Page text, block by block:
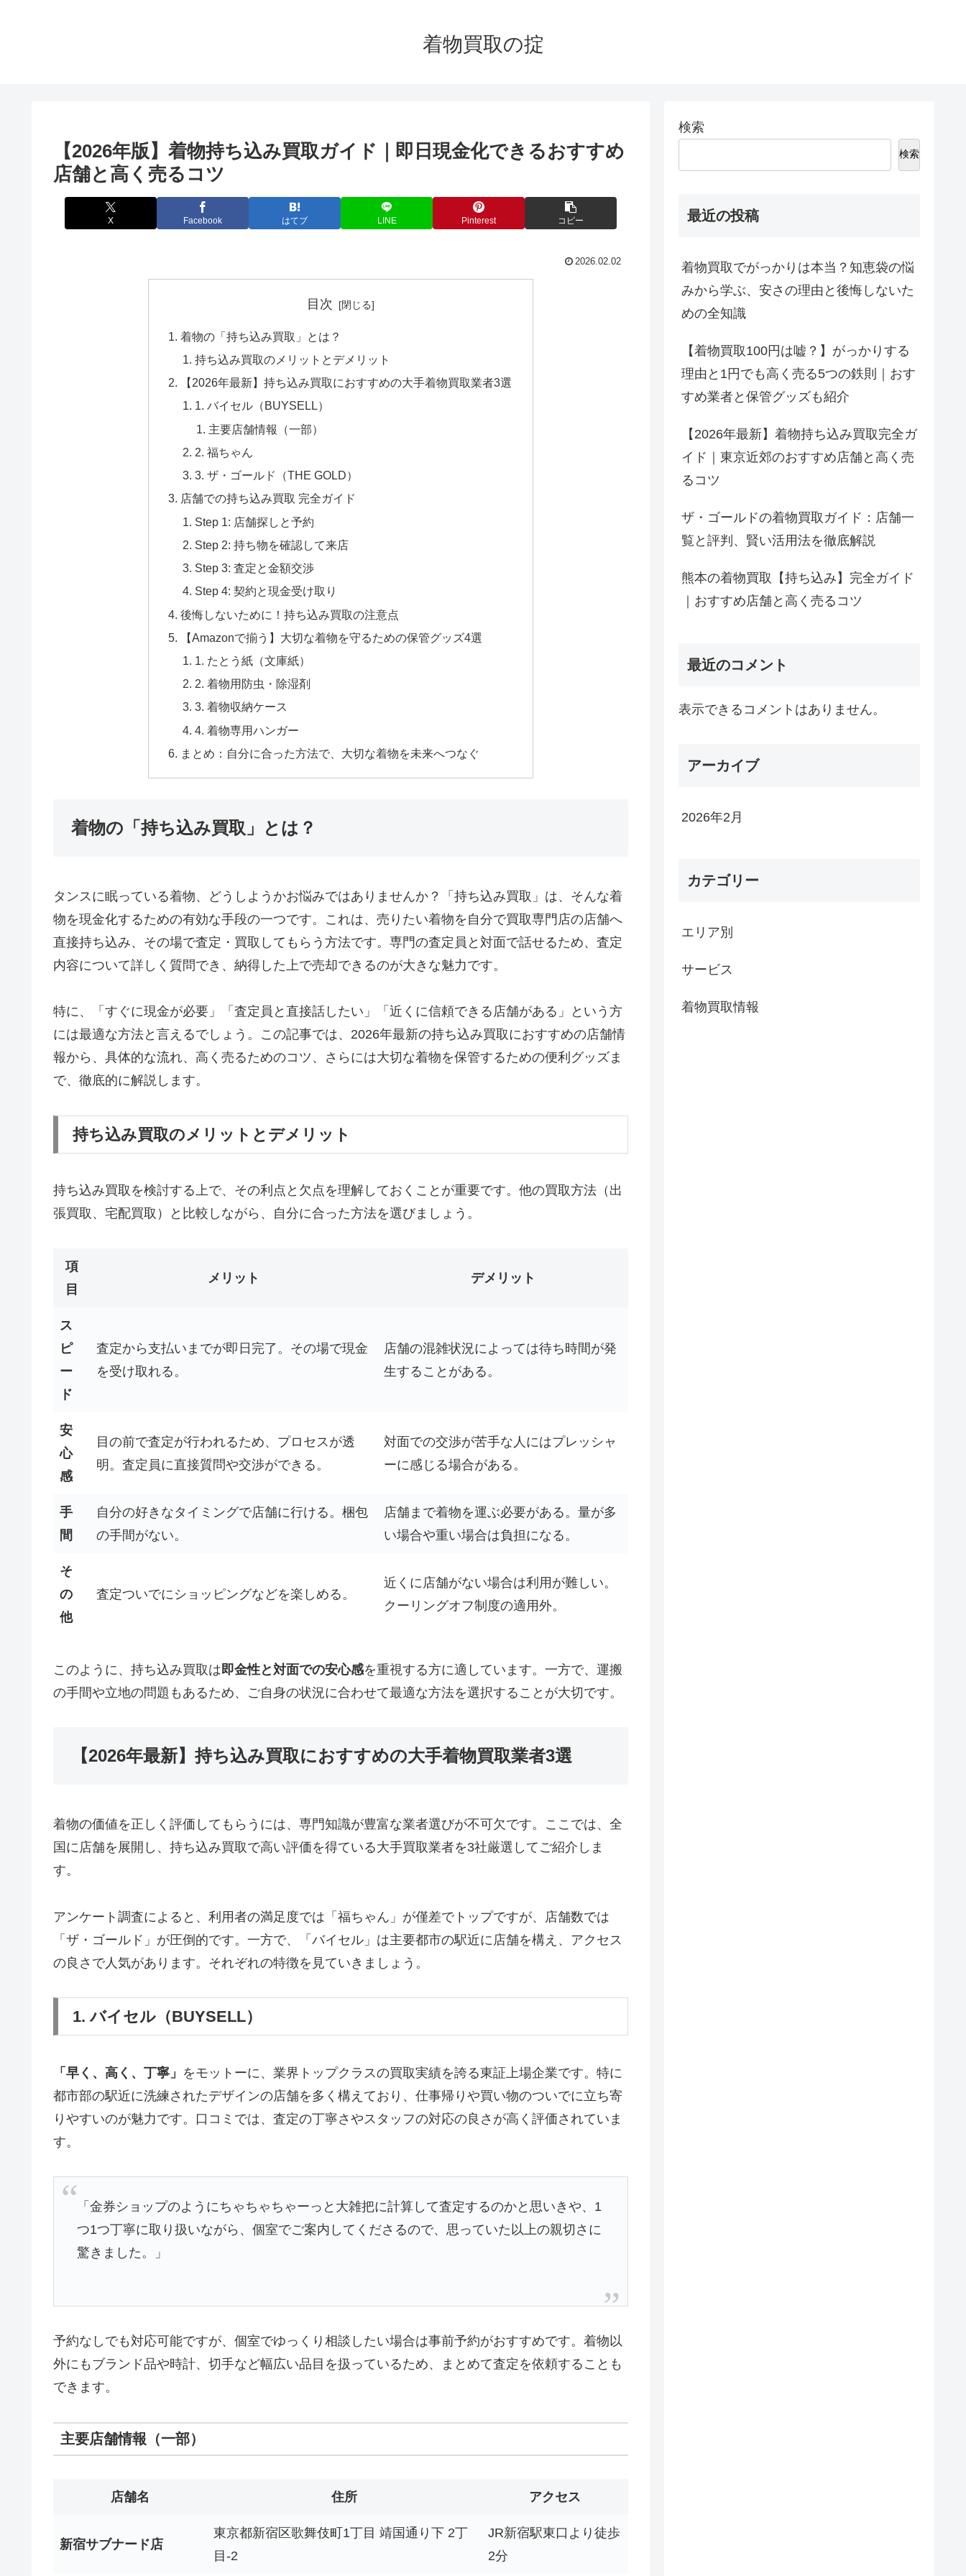
着物買取の掟
【2026年版】着物持ち込み買取ガイド｜即日現金化できるおすすめ
店舗と高く売るコツ
X Facebook はてブ LINE Pinterest コピー
2026.02.02
目次
着物の「持ち込み買取」とは？
持ち込み買取のメリットとデメリット
【2026年最新】持ち込み買取におすすめの大手着物買取業者3選
1. バイセル（BUYSELL）
主要店舗情報（一部）
2. 福ちゃん
3. ザ・ゴールド（THE GOLD）
店舗での持ち込み買取 完全ガイド
Step 1: 店舗探しと予約
Step 2: 持ち物を確認して来店
Step 3: 査定と金額交渉
Step 4: 契約と現金受け取り
後悔しないために！持ち込み買取の注意点
【Amazonで揃う】大切な着物を守るための保管グッズ4選
1. たとう紙（文庫紙）
2. 着物用防虫・除湿剤
3. 着物収納ケース
4. 着物専用ハンガー
まとめ：自分に合った方法で、大切な着物を未来へつなぐ
着物の「持ち込み買取」とは？
タンスに眠っている着物、どうしようかお悩みではありませんか？「持ち込み買取」は、そんな着
物を現金化するための有効な手段の一つです。これは、売りたい着物を自分で買取専門店の店舗へ
直接持ち込み、その場で査定・買取してもらう方法です。専門の査定員と対面で話せるため、査定
内容について詳しく質問でき、納得した上で売却できるのが大きな魅力です。
特に、「すぐに現金が必要」「査定員と直接話したい」「近くに信頼できる店舗がある」という方
には最適な方法と言えるでしょう。この記事では、2026年最新の持ち込み買取におすすめの店舗情
報から、具体的な流れ、高く売るためのコツ、さらには大切な着物を保管するための便利グッズま
で、徹底的に解説します。
持ち込み買取のメリットとデメリット
持ち込み買取を検討する上で、その利点と欠点を理解しておくことが重要です。他の買取方法（出
張買取、宅配買取）と比較しながら、自分に合った方法を選びましょう。
項
目
メリット デメリット
ス
ピ
ー
ド
査定から支払いまでが即日完了。その場で現金
を受け取れる。
店舗の混雑状況によっては待ち時間が発
生することがある。
安
心
感
目の前で査定が行われるため、プロセスが透
明。査定員に直接質問や交渉ができる。
対面での交渉が苦手な人にはプレッシャ
ーに感じる場合がある。
手
間
自分の好きなタイミングで店舗に行ける。梱包
の手間がない。
店舗まで着物を運ぶ必要がある。量が多
い場合や重い場合は負担になる。
そ
の
他
査定ついでにショッピングなどを楽しめる。
近くに店舗がない場合は利用が難しい。
クーリングオフ制度の適用外。
このように、持ち込み買取は即金性と対面での安心感を重視する方に適しています。一方で、運搬
の手間や立地の問題もあるため、ご自身の状況に合わせて最適な方法を選択することが大切です。
【2026年最新】持ち込み買取におすすめの大手着物買取業者3選
着物の価値を正しく評価してもらうには、専門知識が豊富な業者選びが不可欠です。ここでは、全
国に店舗を展開し、持ち込み買取で高い評価を得ている大手買取業者を3社厳選してご紹介しま
す。
アンケート調査によると、利用者の満足度では「福ちゃん」が僅差でトップですが、店舗数では
「ザ・ゴールド」が圧倒的です。一方で、「バイセル」は主要都市の駅近に店舗を構え、アクセス
の良さで人気があります。それぞれの特徴を見ていきましょう。
1. バイセル（BUYSELL）
「早く、高く、丁寧」 をモットーに、業界トップクラスの買取実績を誇る東証上場企業です。特に
都市部の駅近に洗練されたデザインの店舗を多く構えており、仕事帰りや買い物のついでに立ち寄
りやすいのが魅力です。口コミでは、査定の丁寧さやスタッフの対応の良さが高く評価されていま
す。
「金券ショップのようにちゃちゃちゃーっと大雑把に計算して査定するのかと思いきや、1
つ1つ丁寧に取り扱いながら、個室でご案内してくださるので、思っていた以上の親切さに
驚きました。」
予約なしでも対応可能ですが、個室でゆっくり相談したい場合は事前予約がおすすめです。着物以
外にもブランド品や時計、切手など幅広い品目を扱っているため、まとめて査定を依頼することも
できます。
主要店舗情報（一部）
店舗名 住所 アクセス
新宿サブナード店
東京都新宿区歌舞伎町1丁目 靖国通り下 2丁
目-2
JR新宿駅東口より徒歩
2分
検索
検索
最近の投稿
着物買取でがっかりは本当？知恵袋の悩
みから学ぶ、安さの理由と後悔しないた
めの全知識
【着物買取100円は嘘？】がっかりする
理由と1円でも高く売る5つの鉄則｜おす
すめ業者と保管グッズも紹介
【2026年最新】着物持ち込み買取完全ガ
イド｜東京近郊のおすすめ店舗と高く売
るコツ
ザ・ゴールドの着物買取ガイド：店舗一
覧と評判、賢い活用法を徹底解説
熊本の着物買取【持ち込み】完全ガイド
｜おすすめ店舗と高く売るコツ
最近のコメント
表示できるコメントはありません。
アーカイブ
2026年2月
カテゴリー
エリア別
サービス
着物買取情報